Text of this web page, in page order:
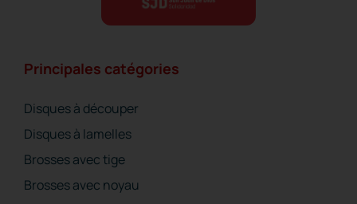
Principales catégories
Disques à découper
Disques à lamelles
Brosses avec tige
Brosses avec noyau